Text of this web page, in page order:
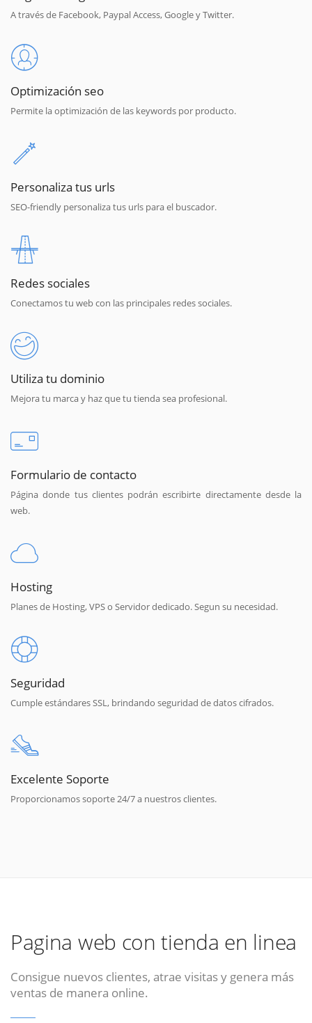
A través de Facebook, Paypal Access, Google y Twitter.
Optimización seo
Permite la optimización de las keywords por producto.
Personaliza tus urls
SEO-friendly personaliza tus urls para el buscador.
Redes sociales
Conectamos tu web con las principales redes sociales.
Utiliza tu dominio
Mejora tu marca y haz que tu tienda sea profesional.
Formulario de contacto
Página donde tus clientes podrán escribirte directamente desde la
web.
Hosting
Planes de Hosting, VPS o Servidor dedicado. Segun su necesidad.
Seguridad
Cumple estándares SSL, brindando seguridad de datos cifrados.
Excelente Soporte
Proporcionamos soporte 24/7 a nuestros clientes.
Pagina web con tienda en linea
Consigue nuevos clientes, atrae visitas y genera más
ventas de manera online.